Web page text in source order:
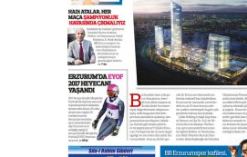
28 Temmuz 2026 Salı
Ahmet Gökhan YAZICI
Ahmed Yesevi’den bir
”Reisimiz” idi… Hakka
26 Mart 2026 Perşembe
Cem Bakırcı
Ardında bıraktığı
gönül adamı Faruk